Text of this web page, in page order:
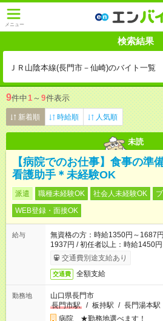
メニュー
検索結果
ＪＲ山陰本線(長門市－仙崎)のバイト一覧
9件中1 ～ 9件表示
新着順 時給順 人気順
未読
【病院でのお仕事】食事の準
看護助手＊未経験OK
派遣 職種未経験OK 社会人未経験OK
WEB登録・面接OK
給与
無資格の方：時給1350円～1687
1937円 / 初任者以上：時給1450
交通費別途支給あり
交通費 全額支給
勤務地
山口県長門市
長門市駅
/ 板持駅 / 長門湯本駅
病院 ★勤務地選べます！